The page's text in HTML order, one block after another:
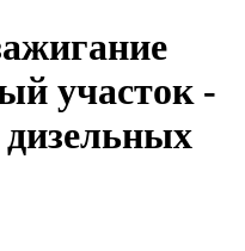
участок -
дизельных